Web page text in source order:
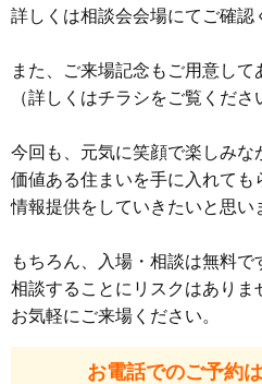
詳しくは相談会会場にてご確認
また、ご来場記念もご用意して
（詳しくはチラシをご覧くださ
今回も、元気に笑顔で楽しみな
価値ある住まいを手に入れても
情報提供をしていきたいと思い
もちろん、入場・相談は無料で
相談することにリスクはありま
お気軽にご来場ください。
お電話でのご予約